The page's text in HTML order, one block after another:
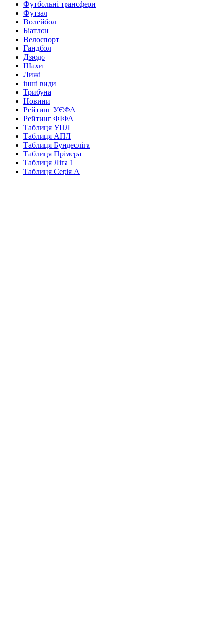
Футбольні трансфери
Футзал
Волейбол
Біатлон
Велоспорт
Гандбол
Дзюдо
Шахи
Лижі
інші види
Трибуна
Новини
Рейтинг УЄФА
Рейтинг ФІФА
Таблиця УПЛ
Таблиця АПЛ
Таблиця Бундесліга
Таблиця Прімера
Таблиця Ліга 1
Таблиця Серія А